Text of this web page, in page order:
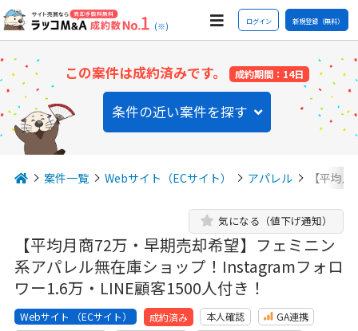
(※) ログイン 新規登録（無料）
この案件は成約済みです。 成約期間：14日
条件の近い案件を探す
案件一覧 Webサイト（ECサイト） アパレル 【平均
【平均月商72万・早期売却希望】フェミニン
系アパレル無在庫ショップ！Instagramフォロ
ワー1.6万・LINE顧客1500人付き！
気になる（値下げ通知）
Webサイト （ECサイト） 成約済み 本人確認
GA連携